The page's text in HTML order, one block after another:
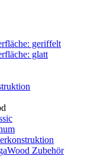
geriffelt
glatt
Zubehör